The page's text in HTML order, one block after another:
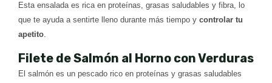
Esta ensalada es rica en proteínas, grasas saludables y fibra, lo
que te ayuda a sentirte lleno durante más tiempo y controlar tu
apetito.
Filete de Salmón al Horno con Verduras
El salmón es un pescado rico en proteínas y grasas saludables